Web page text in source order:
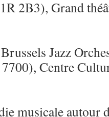
2B3), Grand
Jazz
Centre
musicale autour